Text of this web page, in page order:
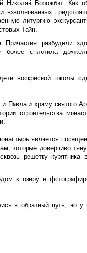
Николай Ворожбит. Как
взволнованных
литургию
Тайн.
разбудили
более сплотила
воскресной школы
Павла и храму святого
строительства
является
которые доверчиво
решетку курятника
к озеру и
в обратный путь, но у